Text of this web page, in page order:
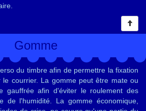
Gomme
du timbre afin de permettre la fixation
courrier. La gomme peut être mate ou
gauffrée afin d'éviter le roulement des
de l'humidité. La gomme économique,